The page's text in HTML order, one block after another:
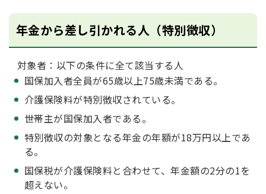
年金から差し引かれる人（特別徴収）
対象者：以下の条件に全て該当する人
国保加入者全員が65歳以上75歳未満である。
介護保険料が特別徴収されている。
世帯主が国保加入者である。
特別徴収の対象となる年金の年額が18万円以上であ
る。
国保税が介護保険料と合わせて、年金額の2分の1を
超えない。